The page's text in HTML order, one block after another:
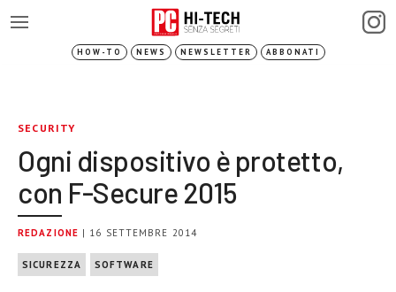
HOW-TO NEWS NEWSLETTER ABBONATI
SECURITY
Ogni dispositivo è protetto,
con F-Secure 2015
REDAZIONE | 16 SETTEMBRE 2014
SICUREZZA SOFTWARE